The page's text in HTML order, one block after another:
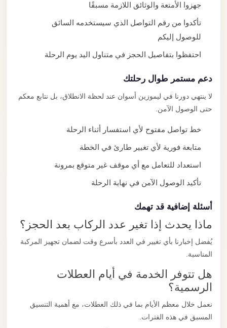
جهزوا الأمتعة والوثائق اللازمة مسبقًا
تأكدوا من رقم التواصل الذي سيستخدمه السائق
للوصول إليكم
احتفظوا بتفاصيل الحجز في متناول اليد يوم الرحلة
دعم مستمر طوال رحلتك
لا ينتهي دورنا في ليموزين أسوان عند لحظة الانطلاق، بل نتابع معكم
حتى الوصول الآمن.
خط تواصل مفتوح لأي استفسار أثناء الرحلة
متابعة فورية لأي تغيير طارئ في الخطة
استعداد للتعامل مع أي موقف غير متوقع بمرونة
تأكيد الوصول الآمن في نهاية الرحلة
أسئلة إضافية قد تهمك
ماذا يحدث إذا تغير عدد الركاب بعد الحجز؟
يُفضل إخبارنا بأي تغيير في العدد بأسرع وقت لضمان تجهيز المركبة
المناسبة.
هل تتوفر الخدمة في أيام العطلات
الرسمية؟
نعمل خلال معظم الأيام بما في ذلك العطلات، مع أهمية التنسيق
المسبق في هذه الفترات.